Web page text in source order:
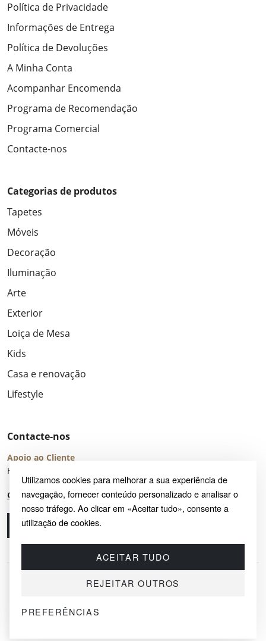
Utilizamos cookies para melhorar a sua experiência de
navegação, fornecer conteúdo personalizado e analisar o
nosso tráfego. Ao clicar em «Aceitar tudo», consente a
utilização de cookies.
ACEITAR TUDO
REJEITAR OUTROS
PREFERÊNCIAS
Política de Privacidade
Informações de Entrega
Política de Devoluções
A Minha Conta
Acompanhar Encomenda
Programa de Recomendação
Programa Comercial
Contacte-nos
Categorias de produtos
Tapetes
Móveis
Decoração
Iluminação
Arte
Exterior
Loiça de Mesa
Kids
Casa e renovação
Lifestyle
Contacte-nos
Apoio ao Cliente
Horário de Atendimento: seg – sex 8:00 – 16:00 (UTC+2)
Centro de Ajuda
Ligue-nos
© 2026 SAYRUG OÜ · KESKLINNA LINNAOSA, AHTRI TN 12, 10151, TALLINN,